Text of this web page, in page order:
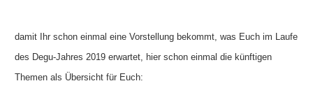
damit Ihr schon einmal eine Vorstellung bekommt, was Euch im Laufe
des Degu-Jahres 2019 erwartet, hier schon einmal die künftigen
Themen als Übersicht für Euch: